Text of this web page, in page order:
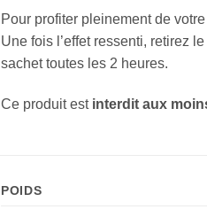
Pour profiter pleinement de
Une fois l’effet ressenti, retirez
sachet toutes les 2 heures.
Ce produit est interdit aux
POIDS